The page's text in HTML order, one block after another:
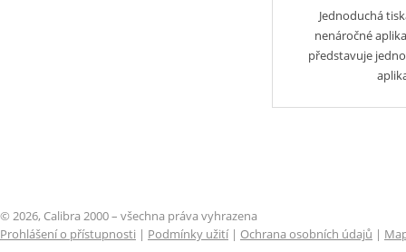
Jednoduchá
nenáročné
představuje
© 2026, Calibra 2000 – všechna práva vyhrazena
Prohlášení o přístupnosti | Podmínky užití| Ochrana osobních údajů |